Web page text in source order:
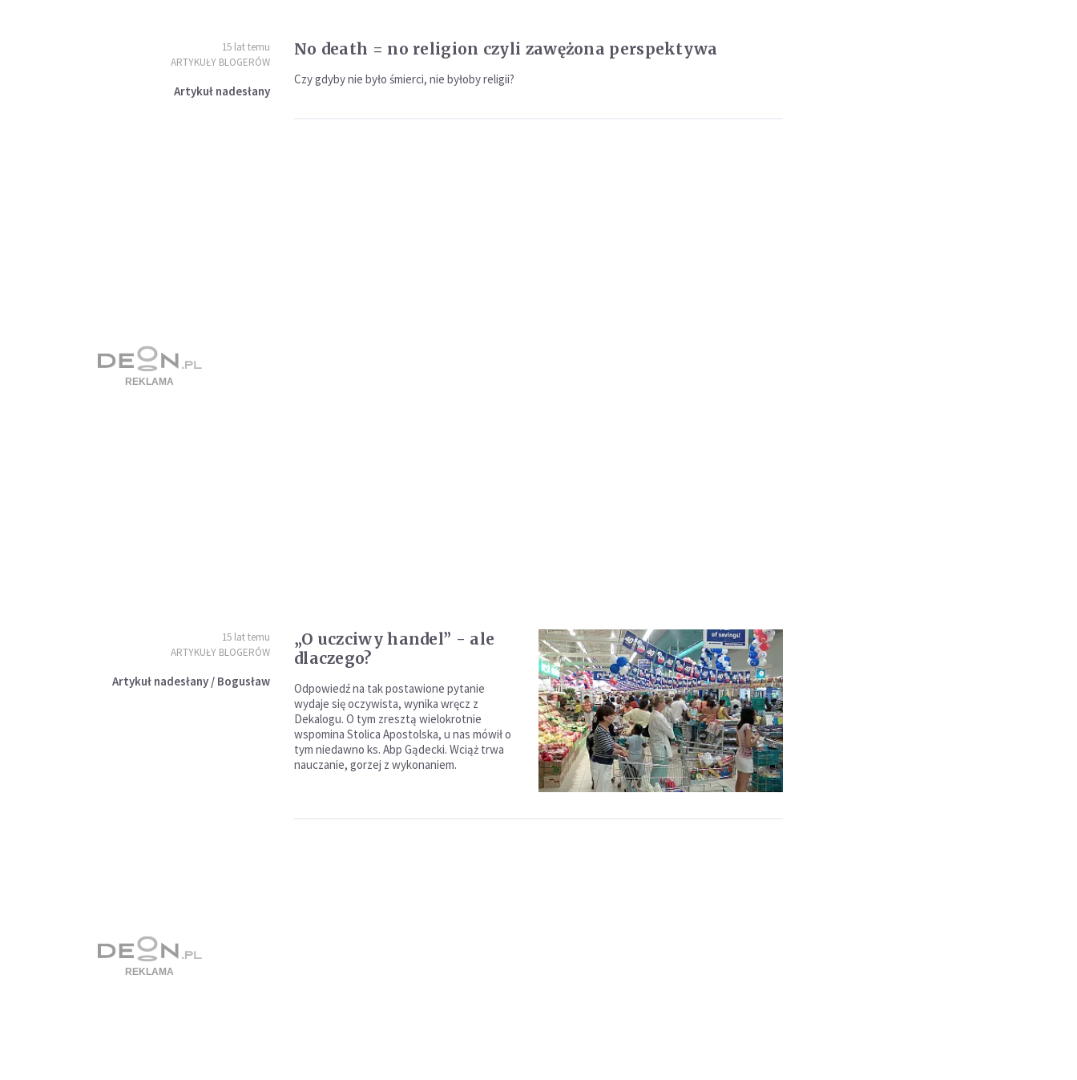
15 lat temu
ARTYKUŁY BLOGERÓW
Artykuł nadesłany
No death = no religion czyli zawężona perspektywa
Czy gdyby nie było śmierci, nie byłoby religii?
15 lat temu
ARTYKUŁY BLOGERÓW
Artykuł nadesłany / Bogusław
„O uczciwy handel” - ale
dlaczego?
Odpowiedź na tak postawione pytanie
wydaje się oczywista, wynika wręcz z
Dekalogu. O tym zresztą wielokrotnie
wspomina Stolica Apostolska, u nas mówił o
tym niedawno ks. Abp Gądecki. Wciąż trwa
nauczanie, gorzej z wykonaniem.